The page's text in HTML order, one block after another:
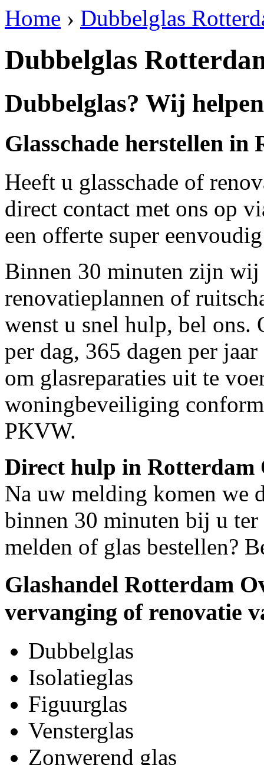
Home › Dubbelglas
Dubbelglas
Dubbelglas? Wij
Glasschade herstellen in
Heeft u glasschade of
direct contact met ons op
een offerte super
Binnen 30 minuten zijn wij
renovatieplannen of
wenst u snel hulp, bel ons.
per dag, 365 dagen per
om glasreparaties uit te
woningbeveiliging
PKVW.
Direct hulp in Rotterdam
Na uw melding komen we
binnen 30 minuten bij u ter
melden of glas bestellen?
Glashandel Rotterdam
vervanging of renovatie
Dubbelglas
Isolatieglas
Figuurglas
Vensterglas
Zonwerend glas